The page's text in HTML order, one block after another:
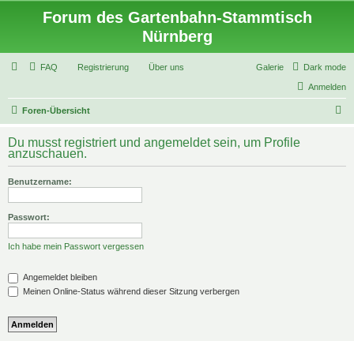
Forum des Gartenbahn-Stammtisch
Nürnberg
Dark mode
Galerie
FAQ Registrierung Über uns
Anmelden
Foren-Übersicht
h
Du musst registriert und angemeldet sein, um Profile
anzuschauen.
Benutzername:
Passwort:
Ich habe mein Passwort vergessen
Angemeldet bleiben
Meinen Online-Status während dieser Sitzung verbergen